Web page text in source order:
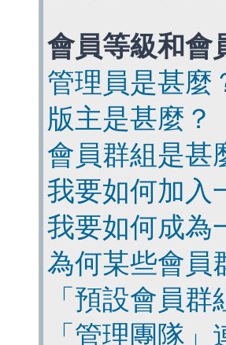
會員等級和會
管理員是甚麼
版主是甚麼？
會員群組是甚
我要如何加入
我要如何成為
為何某些會員
「預設會員
「管理團隊